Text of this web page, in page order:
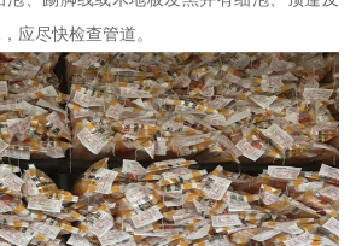
应尽快检查管道。